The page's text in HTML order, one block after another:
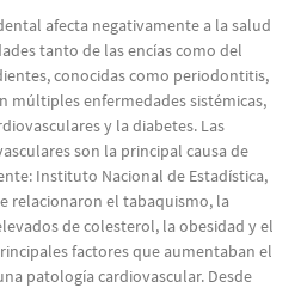
afecta negativamente a la salud
tanto de las encías como del
conocidas como periodontitis,
múltiples enfermedades sistémicas,
y la diabetes. Las
son la principal causa de
Instituto Nacional de Estadística,
relacionaron el tabaquismo, la
de colesterol, la obesidad y el
factores que aumentaban el
patología cardiovascular. Desde